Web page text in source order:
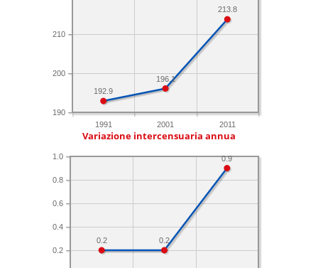
1991 2001 2011
190
200
210
213.8
196.1
192.9
Variazione intercensuaria annua
0.2
0.4
0.6
0.8
1.0 0.9
0.2
0.2